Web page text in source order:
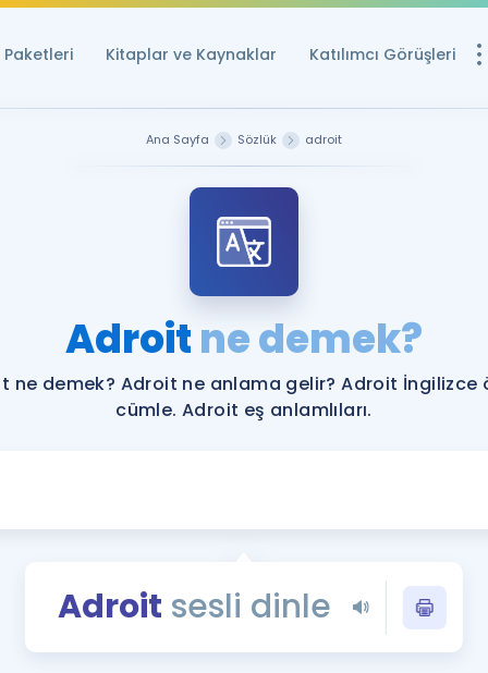
Paketleri Kitaplar ve Kaynaklar Katılımcı Görüşleri
YDS ve YÖKDİL
Rehberlik Aracı
YDS ve YÖKDİL'e
Tüm ÖSYM
YDS - YÖKDİL
İngilizce Gramer
Ana Sayfa Sözlük adroit
Adroitne demek?
ne demek? Adroit ne anlama gelir? Adroit İngilizce
cümle. Adroit eş anlamlıları.
Adroit sesli dinle